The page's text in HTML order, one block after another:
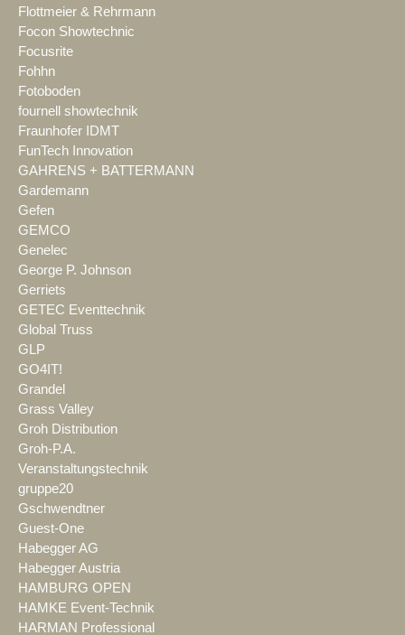
Flottmeier & Rehrmann
Focon Showtechnic
Focusrite
Fohhn
Fotoboden
fournell showtechnik
Fraunhofer IDMT
FunTech Innovation
GAHRENS + BATTERMANN
Gardemann
Gefen
GEMCO
Genelec
George P. Johnson
Gerriets
GETEC Eventtechnik
Global Truss
GLP
GO4IT!
Grandel
Grass Valley
Groh Distribution
Groh-P.A.
Veranstaltungstechnik
gruppe20
Gschwendtner
Guest-One
Habegger AG
Habegger Austria
HAMBURG OPEN
HAMKE Event-Technik
HARMAN Professional